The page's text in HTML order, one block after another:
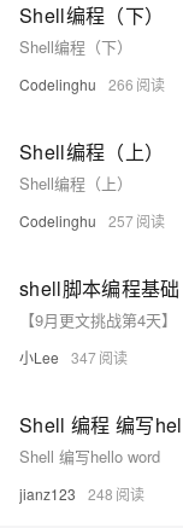
Shell编程（下）
Shell编程（下）
Codelinghu 266
Shell编程（上）
Shell编程（上）
Codelinghu 257
shell脚本编程基础
【9月更文挑战第4天】
小Lee 347
Shell 编程 编写
Shell 编写hello word
jianz123 248